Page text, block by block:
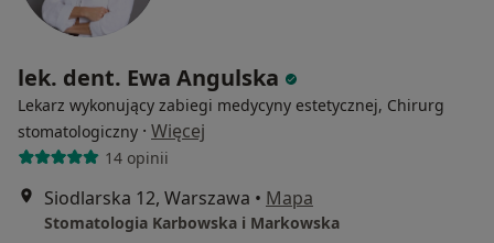
lek. dent. Ewa Angulska
Lekarz wykonujący zabiegi medycyny estetycznej, Chirurg
stomatologiczny · Więcej
14 opinii
Siodlarska 12, Warszawa • Mapa
Stomatologia Karbowska i Markowska